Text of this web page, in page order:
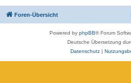
Foren-Übersicht
Powered by phpBB® Forum
Deutsche Übersetzung
Datenschutz|